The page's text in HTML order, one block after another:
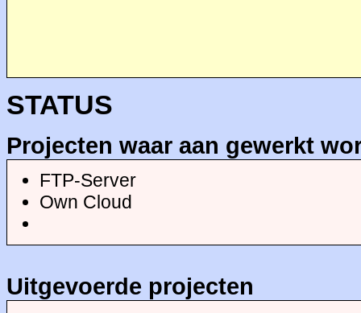
STATUS
Projecten waar aan gewerkt
FTP-Server
Own Cloud
Uitgevoerde projecten